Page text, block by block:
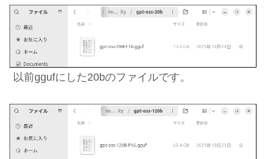
以前ggufにした20bのファイルです。